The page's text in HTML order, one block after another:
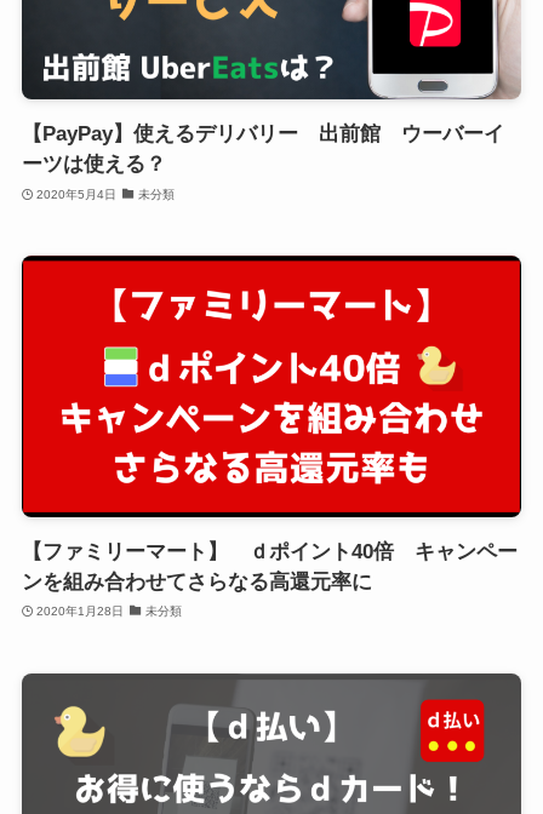
【PayPay】使えるデリバリー 出前館 ウーバーイ
ーツは使える？
2020年5月4日 未分類
【ファミリーマート】 ｄポイント40倍 キャンペー
ンを組み合わせてさらなる高還元率に
2020年1月28日 未分類